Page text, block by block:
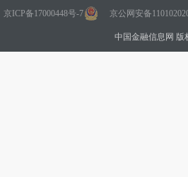
京ICP备17000448号-7 京公网安备
中国金融信息网 版